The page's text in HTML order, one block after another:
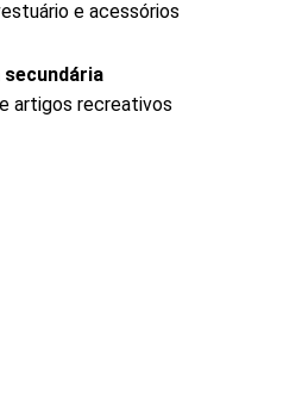
e acessórios
artigos recreativos